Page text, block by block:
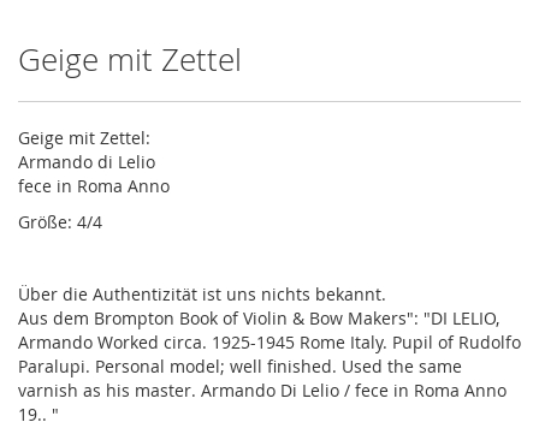
Geige mit Zettel
Geige mit Zettel:
Armando di Lelio
fece in Roma Anno
Größe: 4/4
Über die Authentizität ist uns nichts bekannt.
Aus dem Brompton Book of Violin & Bow Makers": "DI LELIO,
Armando Worked circa. 1925-1945 Rome Italy. Pupil of Rudolfo
Paralupi. Personal model; well finished. Used the same
varnish as his master. Armando Di Lelio / fece in Roma Anno
19.. "